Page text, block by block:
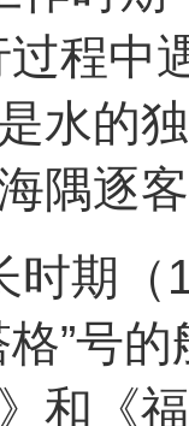
过程中
水的
隅逐
时期
”号
和《